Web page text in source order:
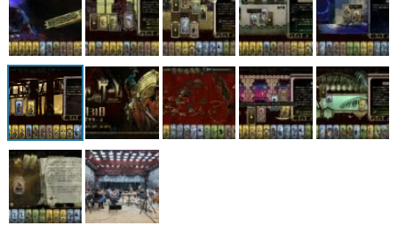
アプリレビュー
その他
電ファミニコゲーマーとは？
運営：株式会社マレ